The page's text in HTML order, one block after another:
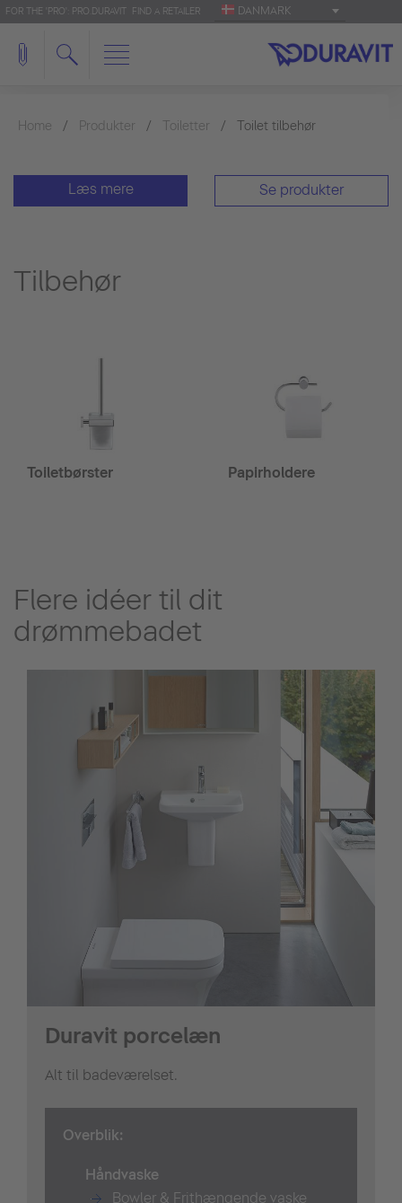
FOR THE 'PRO': PRO.DURAVIT FIND A RETAILER DANMARK
Home Produkter Toiletter Toilet tilbehør
Læs mere Se produkter
Tilbehør
Toiletbørster Papirholdere
Flere idéer til dit
drømmebadet
Duravit porcelæn
Alt til badeværelset.
Overblik:
Håndvaske
Bowler & Frithængende vaske